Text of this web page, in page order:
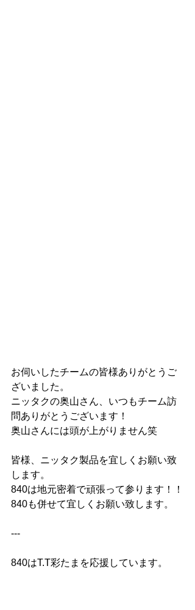
お伺いしたチームの皆様ありがとうご
ざいました。
ニッタクの奥山さん、いつもチーム訪
問ありがとうございます！
奥山さんには頭が上がりません笑
皆様、ニッタク製品を宜しくお願い致
します。
840は地元密着で頑張って参ります！！
840も併せて宜しくお願い致します。
---
840はT.T彩たまを応援しています。